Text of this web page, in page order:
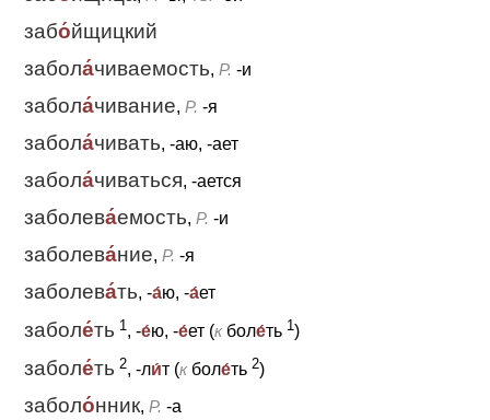
забо́йщицкий
забола́чиваемость, Р. -и
забола́чивание, Р. -я
забола́чивать, -аю, -ает
забола́чиваться, -ается
заболева́емость, Р. -и
заболева́ние, Р. -я
заболева́ть, -а́ю, -а́ет
заболе́ть 1 , -е́ю, -е́ет (к боле́ть 1)
заболе́ть 2, -ли́т (к боле́ть 2)
заболо́нник, Р. -а